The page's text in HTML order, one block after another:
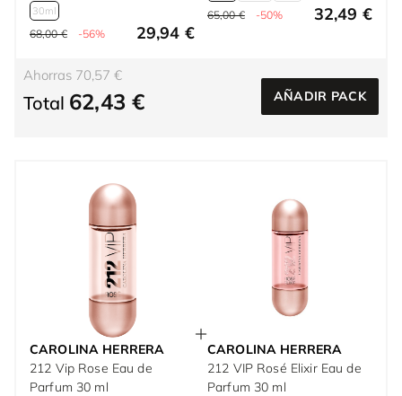
30ml
68,00 € -56% 29,94 €
65,00 € -50% 32,49 €
Ahorras 70,57 €
Total 62,43 € AÑADIR PACK
CAROLINA HERRERA
212 Vip Rose Eau de
Parfum 30 ml
CAROLINA HERRERA
212 VIP Rosé Elixir Eau de
Parfum 30 ml